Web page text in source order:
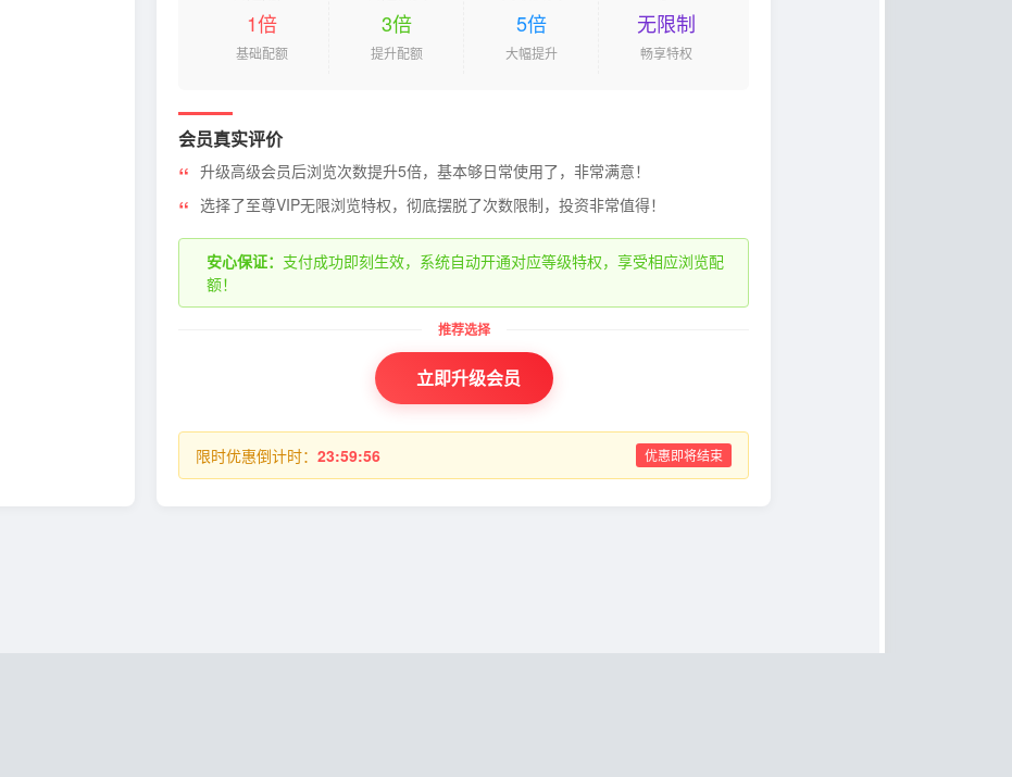
1倍
基础配额
3倍
提升配额
5倍
大幅提升
无限制
畅享特权
会员真实评价
升级高级会员后浏览次数提升5倍，基本够日常使用了，非常满意！
选择了至尊VIP无限浏览特权，彻底摆脱了次数限制，投资非常值得！
安心保证： 支付成功即刻生效，系统自动开通对应等级特权，享受相应浏览配
额！
立即升级会员
限时优惠倒计时： 23:59:55 优惠即将结束